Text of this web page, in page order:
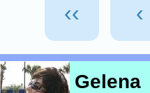
‹‹ ‹
Gelena